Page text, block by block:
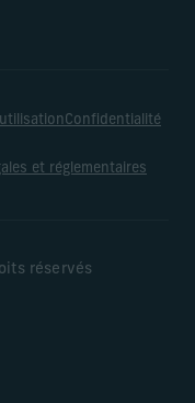
Confidentialité
et réglementaires
réservés